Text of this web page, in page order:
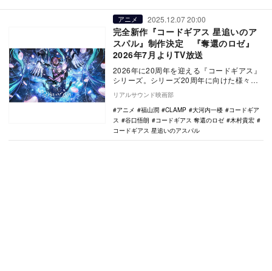
アニメ 2025.12.07 20:00
完全新作『コードギアス 星追いのア
スパル』制作決定 『奪還のロゼ』
2026年7月よりTV放送
2026年に20周年を迎える『コードギアス』
シリーズ。シリーズ20周年に向けた様々な
企画をお披露目するイベント「コードギア
ス P…
リアルサウンド映画部
アニメ
福山潤 CLAMP 大河内一楼
コードギア
ス
谷口悟朗 コードギアス 奪還のロゼ
木村貴宏
コードギアス 星追いのアスパル